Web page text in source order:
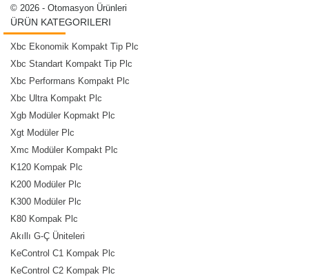
© 2026 - Otomasyon Ürünleri
ÜRÜN KATEGORILERI
Xbc Ekonomik Kompakt Tip Plc
Xbc Standart Kompakt Tip Plc
Xbc Performans Kompakt Plc
Xbc Ultra Kompakt Plc
Xgb Modüler Kopmakt Plc
Xgt Modüler Plc
Xmc Modüler Kompakt Plc
K120 Kompak Plc
K200 Modüler Plc
K300 Modüler Plc
K80 Kompak Plc
Akıllı G-Ç Üniteleri
KeControl C1 Kompak Plc
KeControl C2 Kompak Plc